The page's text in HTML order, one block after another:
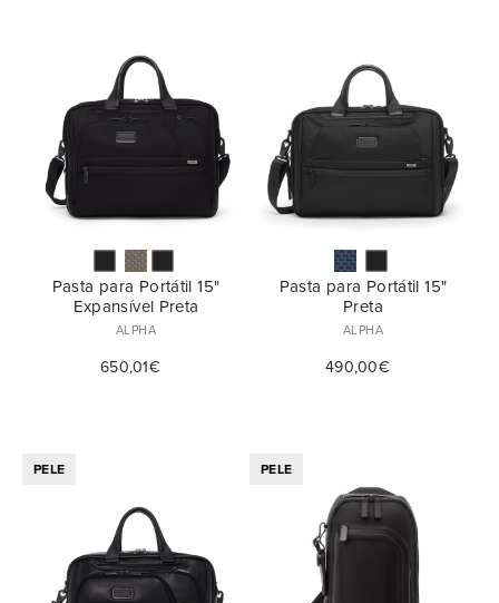
Pasta para Portátil 15"
Expansível Preta
ALPHA
650,01€
Pasta para Portátil 15"
Preta
ALPHA
490,00€
PELE PELE